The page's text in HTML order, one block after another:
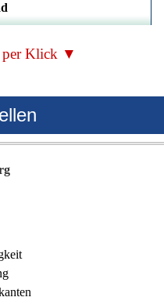
per Klick ▼